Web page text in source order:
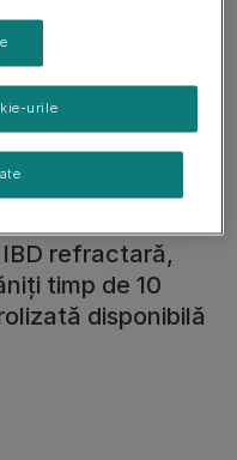
refractară,
timp de 10
disponibilă
urile